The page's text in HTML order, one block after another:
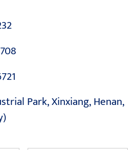
Park, Xinxiang, Henan,